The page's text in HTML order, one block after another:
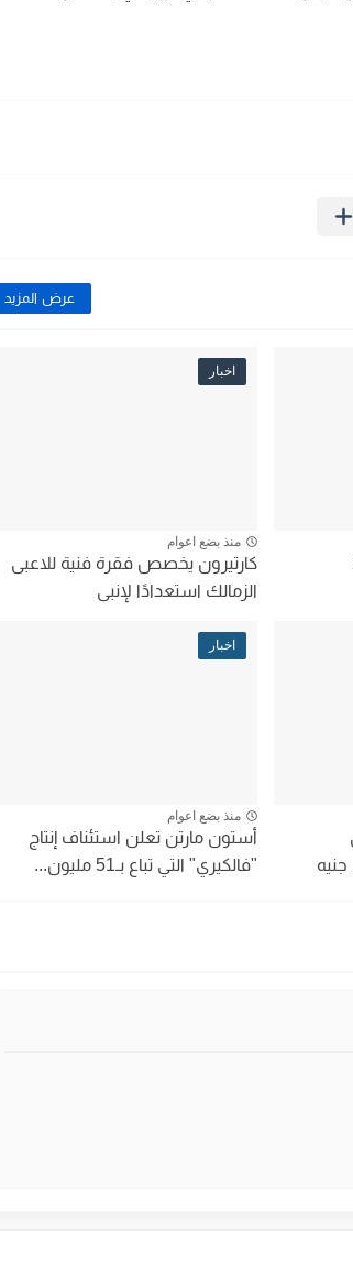
عرض المزيد
اخبار
منذ بضع اعوام
كارتيرون يخصص فقرة فنية للاعبى
الزمالك استعدادًا لإنبى
اخبار
منذ بضع اعوام
أستون مارتن تعلن استئناف إنتاج
"فالكيري" التي تباع بـ51 مليون...